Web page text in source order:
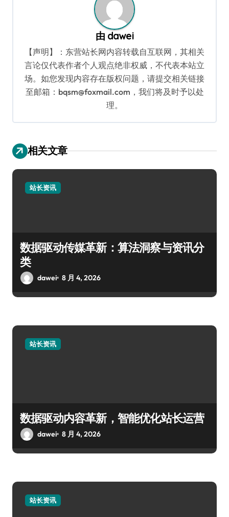
由 dawei
【声明】：东营站长网内容转载自互联网，其相关
言论仅代表作者个人观点绝非权威，不代表本站立
场。如您发现内容存在版权问题，请提交相关链接
至邮箱：bqsm@foxmail.com，我们将及时予以处
理。
相关文章
站长资讯
数据驱动传媒革新：算法洞察与资讯分
类
dawei 8 月 4, 2026
站长资讯
数据驱动内容革新，智能优化站长运营
dawei 8 月 4, 2026
站长资讯